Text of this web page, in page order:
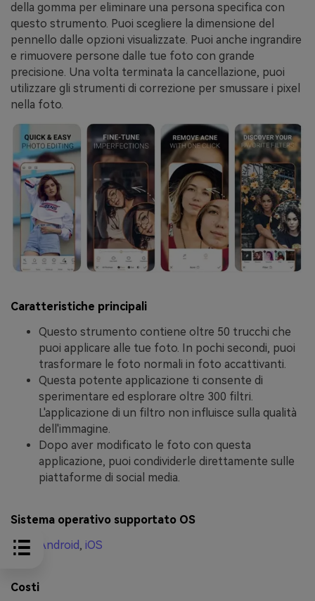
della gomma per eliminare una persona specifica con
questo strumento. Puoi scegliere la dimensione del
pennello dalle opzioni visualizzate. Puoi anche ingrandire
e rimuovere persone dalle tue foto con grande
precisione. Una volta terminata la cancellazione, puoi
utilizzare gli strumenti di correzione per smussare i pixel
nella foto.
Caratteristiche principali
Questo strumento contiene oltre 50 trucchi che
puoi applicare alle tue foto. In pochi secondi, puoi
trasformare le foto normali in foto accattivanti.
Questa potente applicazione ti consente di
sperimentare ed esplorare oltre 300 filtri.
L'applicazione di un filtro non influisce sulla qualità
dell'immagine.
Dopo aver modificato le foto con questa
applicazione, puoi condividerle direttamente sulle
piattaforme di social media.
Sistema operativo supportato OS
Android, iOS
Costi